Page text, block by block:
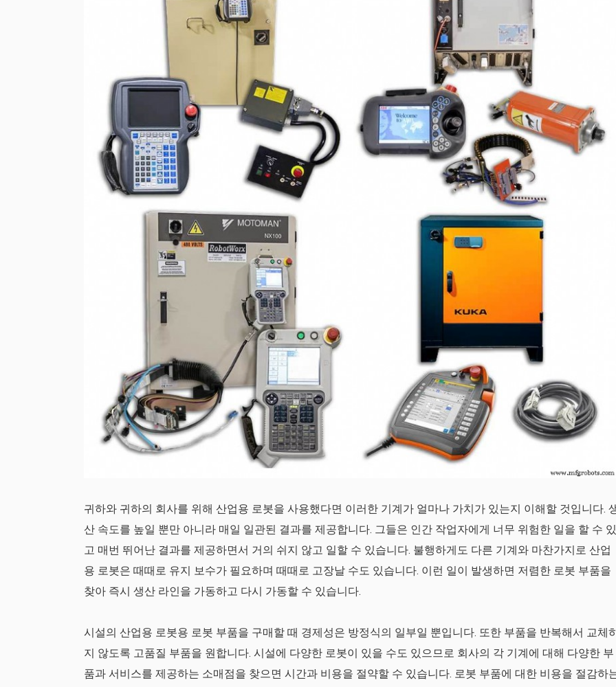
귀하와 귀하의 회사를 위해 산업용 로봇을 사용했다면 이러한 기계가 얼마나 가치가 있는지 이해할 것입니다.
산 속도를 높일 뿐만 아니라 매일 일관된 결과를 제공합니다. 그들은 인간 작업자에게 너무 위험한 일을 할 수 있
고 매번 뛰어난 결과를 제공하면서 거의 쉬지 않고 일할 수 있습니다. 불행하게도 다른 기계와 마찬가지로 산업
용 로봇은 때때로 유지 보수가 필요하며 때때로 고장날 수도 있습니다. 이런 일이 발생하면 저렴한 로봇 부품을
찾아 즉시 생산 라인을 가동하고 다시 가동할 수 있습니다.
시설의 산업용 로봇용 로봇 부품을 구매할 때 경제성은 방정식의 일부일 뿐입니다. 또한 부품을 반복해서 교체
지 않도록 고품질 부품을 원합니다. 시설에 다양한 로봇이 있을 수도 있으므로 회사의 각 기계에 대해 다양한 부
품과 서비스를 제공하는 소매점을 찾으면 시간과 비용을 절약할 수 있습니다. 로봇 부품에 대한 비용을 절감하